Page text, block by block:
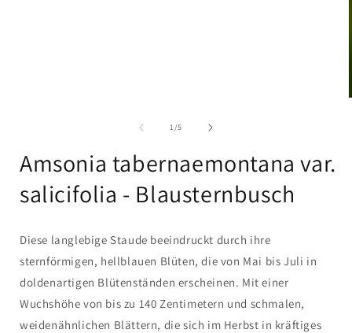
1/von
5
Amsonia tabernaemontana var.
salicifolia - Blausternbusch
Diese langlebige Staude beeindruckt durch ihre
sternförmigen, hellblauen Blüten, die von Mai bis Juli in
doldenartigen Blütenständen erscheinen. Mit einer
Wuchshöhe von bis zu 140 Zentimetern und schmalen,
weidenähnlichen Blättern, die sich im Herbst in kräftiges